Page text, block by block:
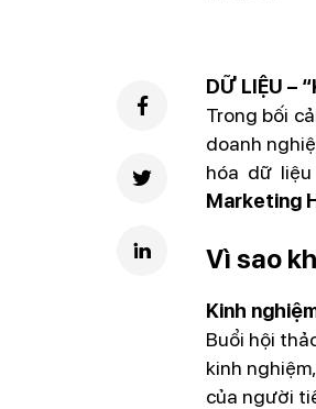
DỮ LIỆU –
Trong bối
doanh
hóa dữ
Marketing
Vì sao
Kinh
Buổi hội
kinh
của người